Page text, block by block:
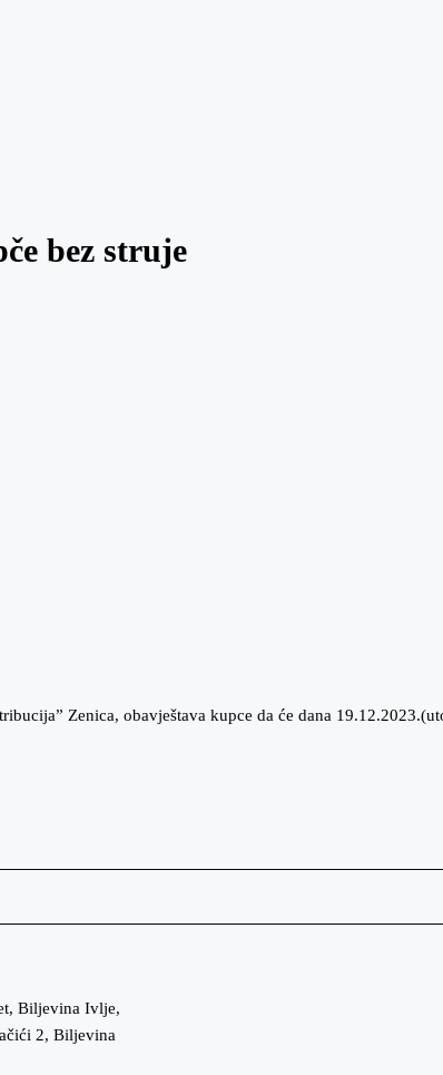
bez struje
Zenica, obavještava kupce da će dana
Biljevina Ivlje,
2, Biljevina